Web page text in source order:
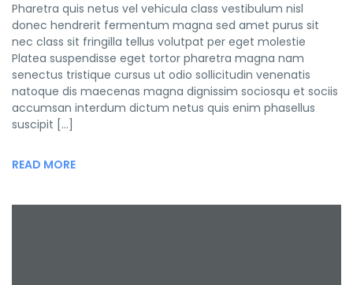
Pharetra quis netus vel vehicula class vestibulum nisl
donec hendrerit fermentum magna sed amet purus sit
nec class sit fringilla tellus volutpat per eget molestie
Platea suspendisse eget tortor pharetra magna nam
senectus tristique cursus ut odio sollicitudin venenatis
natoque dis maecenas magna dignissim sociosqu et sociis
accumsan interdum dictum netus quis enim phasellus
suscipit […]
READ MORE